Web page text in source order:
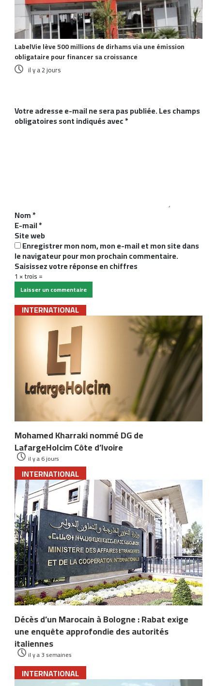
LabelVie lève 500 millions de dirhams via une émission
obligataire pour financer sa croissance
il y a 2 jours
Votre adresse e-mail ne sera pas publiée.Les champs
obligatoires sont indiqués avec*
i
r
e
*
Nom*
E-mail*
Site web
Enregistrer mon nom, mon e-mail et mon site dans
le navigateur pour mon prochain commentaire.
Saisissez votre réponse en chiffres
1 × trois =
INTERNATIONAL
Mohamed Kharraki nommé DG de
LafargeHolcim Côte d’Ivoire
il y a 6 jours
INTERNATIONAL
Décès d’un Marocain à Bologne : Rabat exige
une enquête approfondie des autorités
italiennes
il y a 3 semaines
INTERNATIONAL